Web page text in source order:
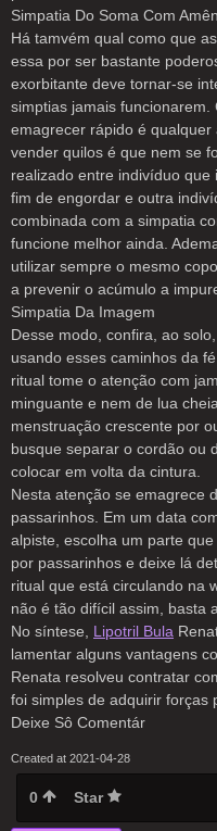
Simpatia Do Soma Com
Há tamvém qual como que
essa por ser bastante
exorbitante deve tornar-se
simptias jamais
emagrecer rápido é qualquer
vender quilos é que nem se
realizado entre indivíduo
fim de engordar e outra
combinada com a simpatia
funcione melhor ainda.
utilizar sempre o mesmo
a prevenir o acúmulo a
Simpatia Da Imagem
Desse modo, confira, ao
usando esses caminhos da
ritual tome o atenção com
minguante e nem de lua
menstruação crescente por
busque separar o cordão ou
colocar em volta da cintura.
Nesta atenção se emagrece
passarinhos. Em um data
alpiste, escolha um parte
por passarinhos e deixe lá
ritual que está circulando na
não é tão difícil assim, basta
No síntese, Lipotril Bula
lamentar alguns vantagens
Renata resolveu contratar
foi simples de adquirir forças
Deixe Sô Comentár
Created at 2021-04-28
0 Star